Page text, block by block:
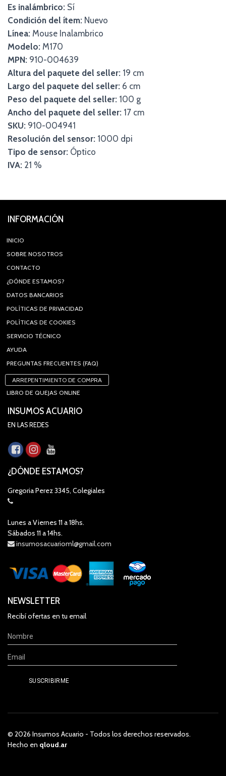
Es inalámbrico: Sí
Condición del ítem: Nuevo
Línea: Mouse Inalambrico
Modelo: M170
MPN: 910-004639
Altura del paquete del seller: 19 cm
Largo del paquete del seller: 6 cm
Peso del paquete del seller: 100 g
Ancho del paquete del seller: 17 cm
SKU: 910-004941
Resolución del sensor: 1000 dpi
Tipo de sensor: Óptico
IVA: 21 %
INFORMACIÓN
INICIO
SOBRE NOSOTROS
CONTACTO
¿DÓNDE ESTAMOS?
DATOS BANCARIOS
POLÍTICAS DE PRIVACIDAD
POLÍTICAS DE COOKIES
SERVICIO TÉCNICO
AYUDA
PREGUNTAS FRECUENTES (FAQ)
ARREPENTIMIENTO DE COMPRA
LIBRO DE QUEJAS ONLINE
INSUMOS ACUARIO
EN LAS REDES
¿DÓNDE ESTAMOS?
Gregoria Perez 3345, Colegiales
Lunes a Viernes 11 a 18hs.
Sábados 11 a 14hs.
insumosacuarioml@gmail.com
NEWSLETTER
Recibí ofertas en tu email
© 2026 Insumos Acuario - Todos los derechos reservados.
Hecho en qloud.ar